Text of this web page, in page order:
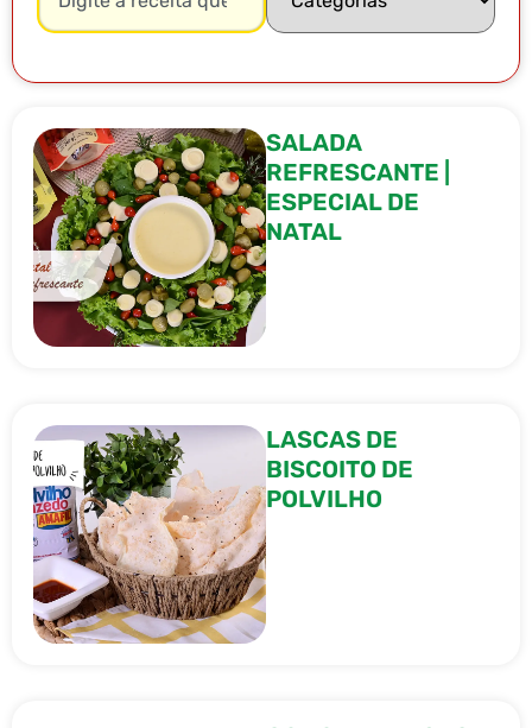
SALADA
REFRESCANTE |
ESPECIAL DE
NATAL
LASCAS DE
BISCOITO DE
POLVILHO